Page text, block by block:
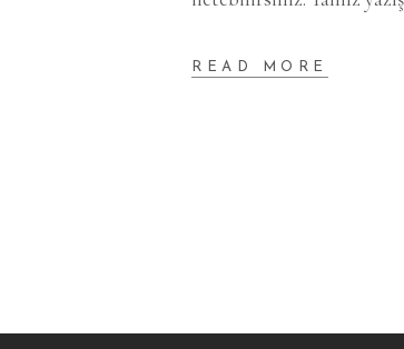
READ MORE